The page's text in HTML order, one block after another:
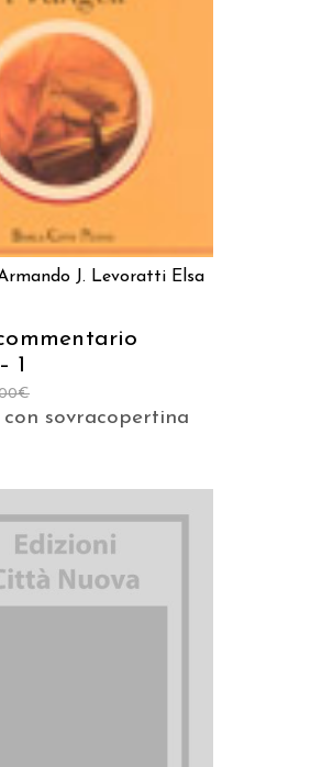
LEGGI TUTTO
J. Levoratti Elsa
1
€
sovracopertina